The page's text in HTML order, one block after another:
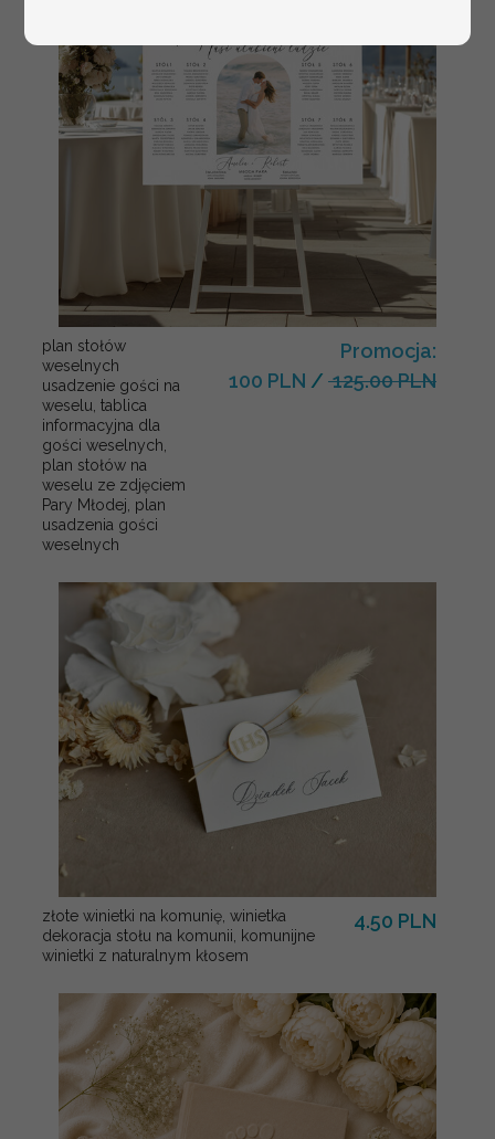
plan stołów
weselnych
usadzenie gości na
weselu, tablica
informacyjna dla
gości weselnych,
plan stołów na
weselu ze zdjęciem
Pary Młodej, plan
usadzenia gości
weselnych
Promocja:
100 PLN / 125.00 PLN
złote winietki na komunię, winietka
dekoracja stołu na komunii, komunijne
winietki z naturalnym kłosem
4.50 PLN